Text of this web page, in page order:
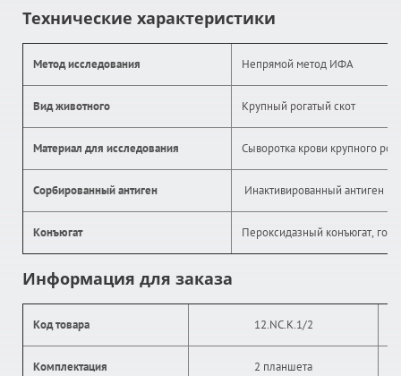
Технические характеристики
Метод исследования Непрямой метод ИФА
Вид животного Крупный рогатый скот
Материал для исследования Сыворотка крови крупного
Сорбированный антиген Инактивированный антиген
Конъюгат Пероксидазный конъюгат,
Информация для заказа
Код товара 12.NC.K.1/2
Комплектация 2 планшета